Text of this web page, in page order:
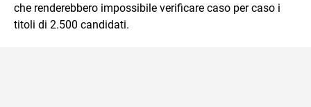
che renderebbero impossibile verificare caso per caso i
titoli di 2.500 candidati.